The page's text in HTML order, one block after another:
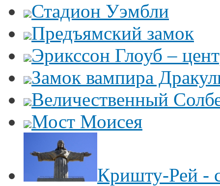
Стадион Уэмбли
Предъямский замок
Эрикссон Глоуб –
Замок вампира
Величественный
Мост Моисея
Кришту-Рей -